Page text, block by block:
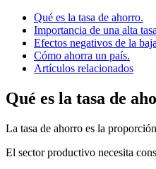
Qué es la tasa de ahorro.
Importancia de una alta
Efectos negativos de la
Cómo ahorra un país.
Artículos relacionados
Qué es la tasa de
La tasa de ahorro es la
El sector productivo necesita